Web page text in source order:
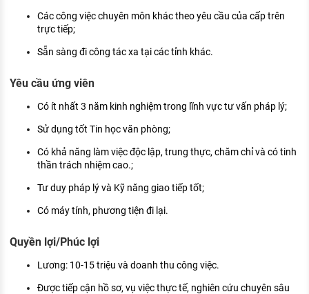
TUYỂN DỤNG VIỆC LÀM
Các công việc chuyên môn khác theo yêu cầu của cấp trên
trực tiếp;
Sẵn sàng đi công tác xa tại các tỉnh khác.
Yêu cầu ứng viên
Có ít nhất 3 năm kinh nghiệm trong lĩnh vực tư vấn pháp lý;
Sử dụng tốt Tin học văn phòng;
Có khả năng làm việc độc lập, trung thực, chăm chỉ và có tinh
thần trách nhiệm cao.;
Tư duy pháp lý và Kỹ năng giao tiếp tốt;
Có máy tính, phương tiện đi lại.
Quyền lợi/Phúc lợi
Lương: 10-15 triệu và doanh thu công việc.
Được tiếp cận hồ sơ, vụ việc thực tế, nghiên cứu chuyên sâu